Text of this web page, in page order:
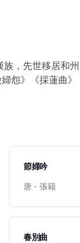
先世移居和
怨》《採蓮曲》
節婦吟
唐 - 張籍
春別曲